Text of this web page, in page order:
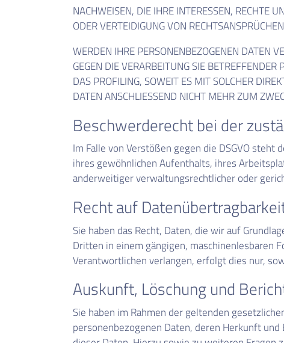
NACHWEISEN, DIE IHRE INTERESSEN, RECHTE
ODER VERTEIDIGUNG VON
WERDEN IHRE PERSONENBEZOGENEN DATEN
GEGEN DIE VERARBEITUNG SIE
DAS PROFILING, SOWEIT ES MIT SOLCHER
DATEN ANSCHLIESSEND NICHT MEHR ZUM
Beschwerde­recht bei der
Im Falle von Verstößen gegen die DSGVO
ihres gewöhnlichen Aufenthalts, ihres
anderweitiger verwaltungsrechtlicher oder
Recht auf
Sie haben das Recht, Daten, die wir auf
Dritten in einem gängigen, maschinenlesbaren
Verantwortlichen verlangen, erfolgt dies nur,
Auskunft, Löschung und
Sie haben im Rahmen der geltenden
personenbezogenen Daten, deren Herkunft